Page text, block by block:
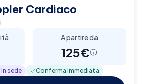
Cardiaco
A partire da
125€
sede Conferma immediata